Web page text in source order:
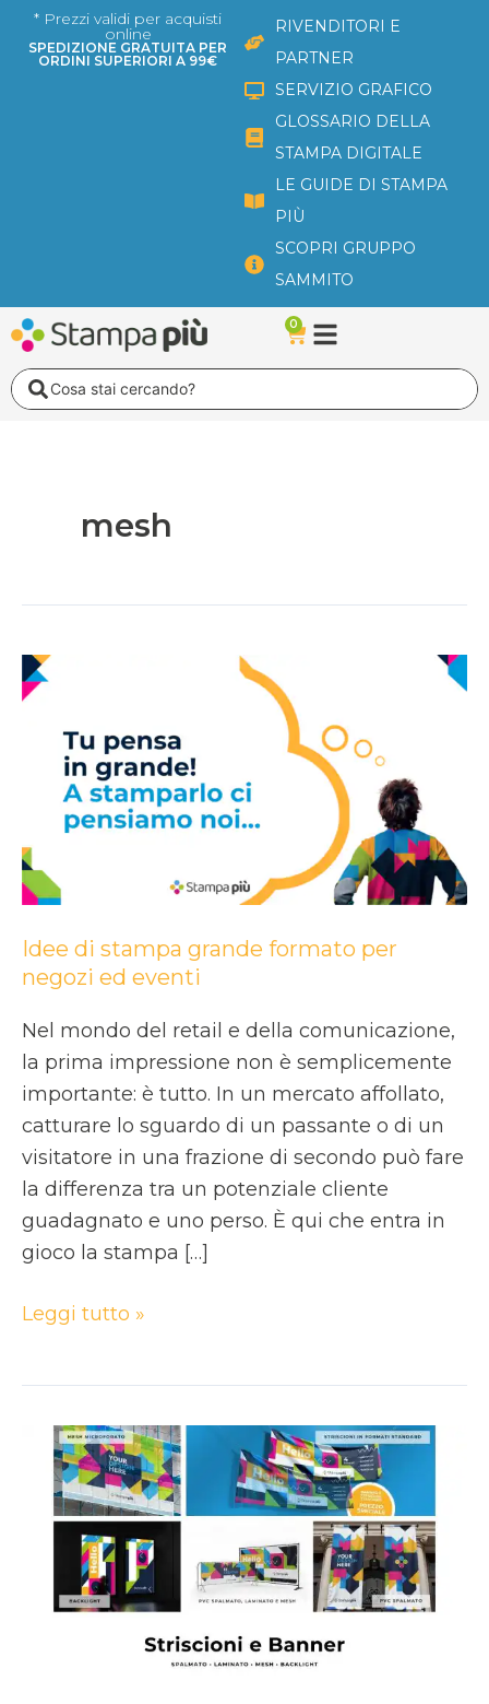
* Prezzi validi per acquisti
online
SPEDIZIONE GRATUITA PER
ORDINI SUPERIORI A 99€
RIVENDITORI E
PARTNER
SERVIZIO GRAFICO
GLOSSARIO DELLA
STAMPA DIGITALE
LE GUIDE DI STAMPA
PIÙ
SCOPRI GRUPPO
SAMMITO
0
Carrello
Search
mesh
Idee di stampa grande formato per
negozi ed eventi
Nel mondo del retail e della comunicazione,
la prima impressione non è semplicemente
importante: è tutto. In un mercato affollato,
catturare lo sguardo di un passante o di un
visitatore in una frazione di secondo può fare
la differenza tra un potenziale cliente
guadagnato e uno perso. È qui che entra in
gioco la stampa […]
Idee
di
stampa
grande
formato
negozi
ed
Leggi tutto »
Striscioni
pubblicitari:
materiali,
tempi